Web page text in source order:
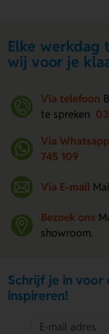
Elke werkdag
wij voor je
Via telefoon
te spreken
Via Whatsapp
745 109
Via E-mail
Bezoek ons
showroom.
Schrijf je in voor
inspireren!